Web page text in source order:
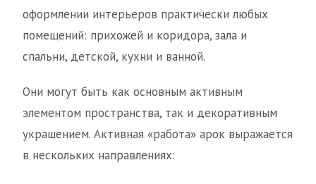
оформлении интерьеров практически любых
помещений: прихожей и коридора, зала и
спальни, детской, кухни и ванной.
Они могут быть как основным активным
элементом пространства, так и декоративным
украшением. Активная «работа» арок выражается
в нескольких направлениях: